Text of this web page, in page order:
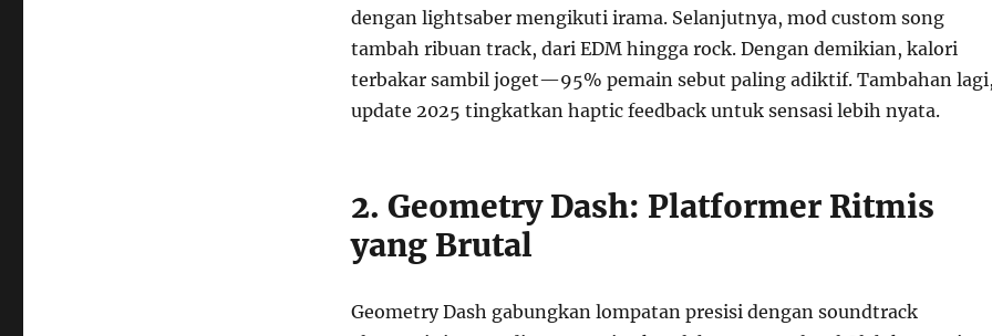
dengan lightsaber mengikuti irama. Selanjutnya, mod custom song
tambah ribuan track, dari EDM hingga rock. Dengan demikian, kalori
terbakar sambil joget—95% pemain sebut paling adiktif. Tambahan
update 2025 tingkatkan haptic feedback untuk sensasi lebih nyata.
2. Geometry Dash: Platformer Ritmis
yang Brutal
Geometry Dash gabungkan lompatan presisi dengan soundtrack